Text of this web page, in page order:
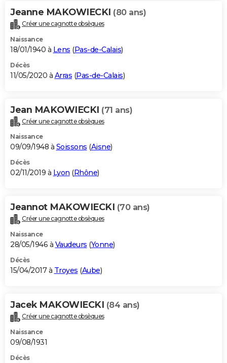
Jeanne MAKOWIECKI (80 ans)
Créer une cagnotte obsèques
Naissance
18/01/1940 à Lens (Pas-de-Calais)
Décès
11/05/2020 à Arras (Pas-de-Calais)
Jean MAKOWIECKI (71 ans)
Créer une cagnotte obsèques
Naissance
09/09/1948 à Soissons (Aisne)
Décès
02/11/2019 à Lyon (Rhône)
Jeannot MAKOWIECKI (70 ans)
Créer une cagnotte obsèques
Naissance
28/05/1946 à Vaudeurs (Yonne)
Décès
15/04/2017 à Troyes (Aube)
Jacek MAKOWIECKI (84 ans)
Créer une cagnotte obsèques
Naissance
09/08/1931
Décès